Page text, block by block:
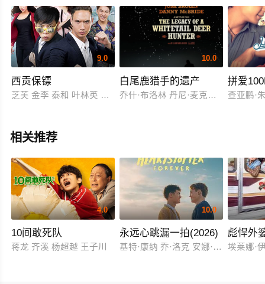
9.0
西贡保镖
芝芙 金李 泰和 叶林英 艳眉
10.0
白尾鹿猎手的遗产
乔什·布洛林 丹尼·麦克布莱德 斯科
拼爱
查亚鹏·
相关推荐
4.0
10间敢死队
蒋龙 齐溪 杨超越 王子川
10.0
永远心跳漏一拍(2026)
基特·康纳 乔·洛克 安娜·麦克西维尔·
彪悍外
埃莱娜·